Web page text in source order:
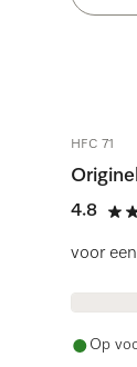
HFC 71
4.8
4.8
voor
Op